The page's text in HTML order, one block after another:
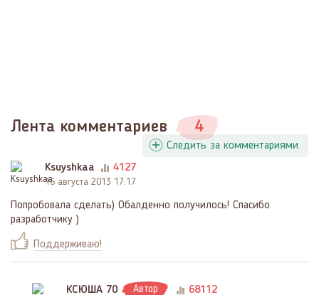
Лента комментариев 4
Следить за комментариями
Ksuyshkaa
4127
16 августа 2013 17:17
Попробовала сделать) Обалденно получилось! Спасибо
разработчику )
Поддерживаю!
КСЮША 70 Автор 68112